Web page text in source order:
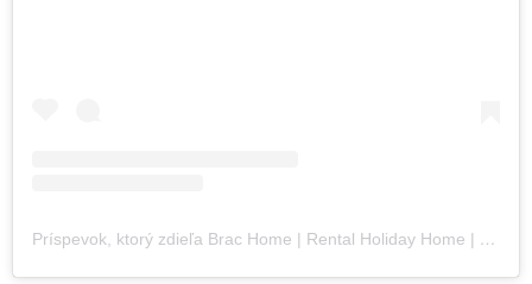
Príspevok, ktorý zdieľa Brac Home | Rental Holiday Home | Travel Guide (@croatia_brac_home)